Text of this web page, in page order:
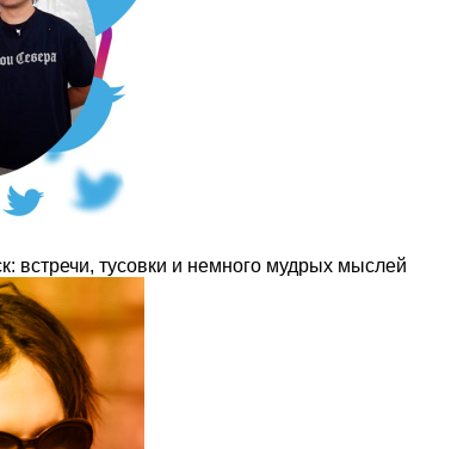
встречи, тусовки и немного мудрых мыслей